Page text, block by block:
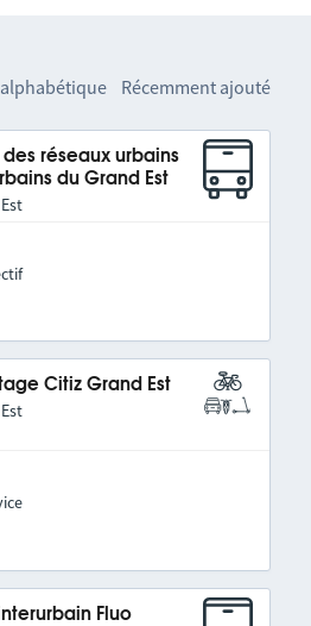
Récemment ajouté
réseaux urbains
du Grand Est
Citiz Grand Est
Fluo